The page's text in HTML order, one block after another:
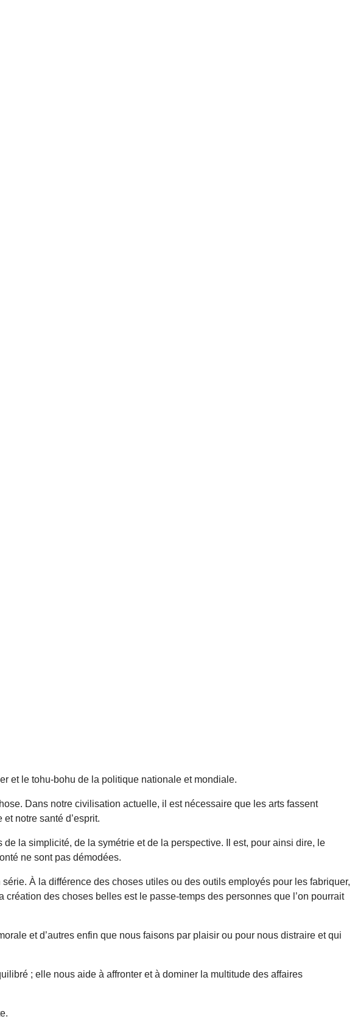
et le tohu-bohu de la politique nationale et mondiale.
Dans notre civilisation actuelle, il est nécessaire que les arts fassent
notre santé d’esprit.
la simplicité, de la symétrie et de la perspective. Il est, pour ainsi dire, le
ne sont pas démodées.
À la différence des choses utiles ou des outils employés pour les fabriquer,
création des choses belles est le passe-temps des personnes que l’on pourrait
et d’autres enfin que nous faisons par plaisir ou pour nous distraire et qui
; elle nous aide à affronter et à dominer la multitude des affaires